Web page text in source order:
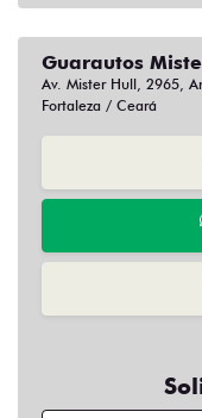
Guarautos
Av. Mister Hull, 2965,
Fortaleza / Ceará